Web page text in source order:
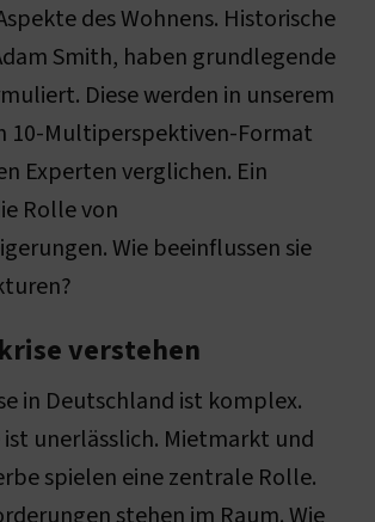
des Wohnens. Historische
Smith, haben grundlegende
Diese werden in unserem
10-Multiperspektiven-Format
Experten verglichen. Ein
Rolle von
Wie beeinflussen sie
verstehen
in Deutschland ist komplex.
ist unerlässlich. Mietmarkt und
spielen eine zentrale Rolle.